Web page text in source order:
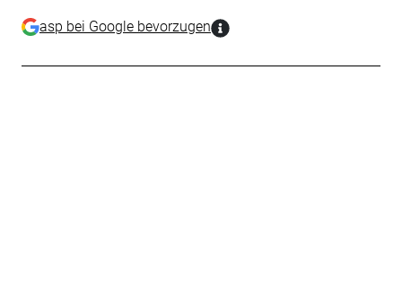
asp bei Google bevorzugen